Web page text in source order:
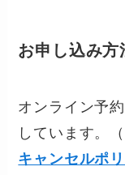
お申し込み方
オンライン予
しています。
キャンセルポ